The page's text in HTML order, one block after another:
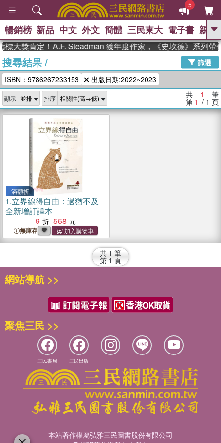
5
GO
高希均教授回憶錄
、 The Odyssey 、 父親節 、 如果歷
史是一群喵 、 暑期推薦
獎 臺灣漫遊錄 、 方念華 、 台灣的李
登輝時代
數學女孩：黎曼猜想 、
偉大的迷走神經
暢銷榜 新品 中文 外文 簡體 三民東大 電子書 親子
大獎肯定！A.F. Steadman 獲年度作家，《史坎德》系列帶
搜尋結果/
篩選
ISBN：9786267233153
出版日期:2022~2023
顯示 排序 共 1 筆
第 1 / 1 頁
滿額折
1.立界線得自由：過猶不及
全新增訂譯本
9
558
無庫存
共 1 筆
第 1 頁
網站導航 >>
聚焦三民 >>
三民書局 三民出版
本站著作權屬弘雅三民圖書股份有限公司